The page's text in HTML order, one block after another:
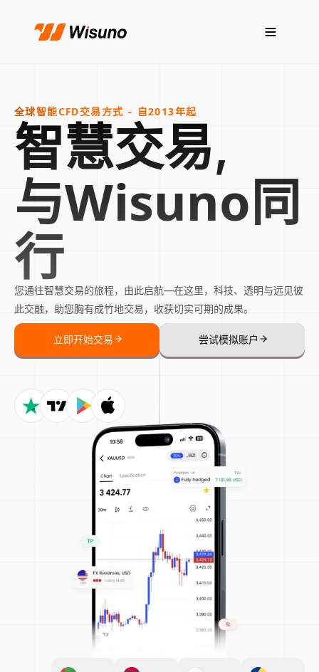
全球智能CFD交易方式 - 自2013年起
智慧交易,
与Wisuno同
行
您通往智慧交易的旅程，由此启航—在这里，科技、透明与远见彼
此交融，助您胸有成竹地交易，收获切实可期的成果。
立即开始交易
尝试模拟账户